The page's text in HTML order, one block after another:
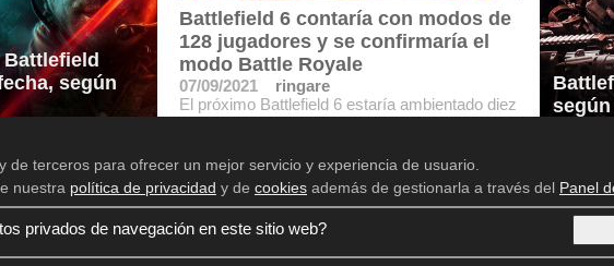
Battlefield
según
Battlefield 6 contaría con modos de
128 jugadores y se confirmaría el
modo Battle Royale
07/09/2021
ringare
El próximo Battlefield 6 estaría ambientado diez
años en el futuro. Además contaría con los
Aviso legal
Política de cookies
Panel de Control de Privacidad
de terceros para ofrecer un mejor servicio y experiencia de usuario.
nuestra política de privacidad y de cookiesademás de gestionarla a través del Panel
privados de navegación en este sitio web?